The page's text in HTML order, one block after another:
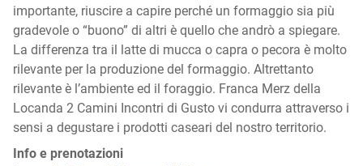
importante, riuscire a capire perché un formaggio sia più
gradevole o “buono” di altri è quello che andrò a spiegare.
La differenza tra il latte di mucca o capra o pecora è molto
rilevante per la produzione del formaggio. Altrettanto
rilevante è l’ambiente ed il foraggio. Franca Merz della
Locanda 2 Camini Incontri di Gusto vi condurra attraverso i
sensi a degustare i prodotti caseari del nostro territorio.
Info e prenotazioni